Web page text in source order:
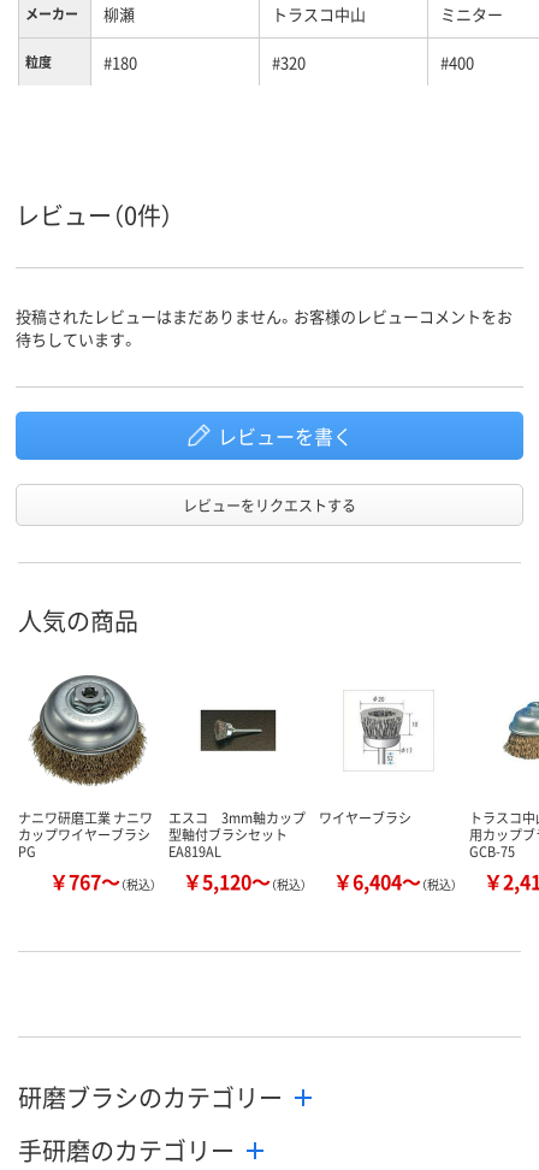
メーカー 柳瀬 トラスコ中山 ミニター
粒度 #180 #320 #400
レビュー（0件）
投稿されたレビューはまだありません。お客様のレビューコメントをお
待ちしています。
レビューを書く
レビューをリクエストする
人気の商品
ナニワ研磨工業 ナニワ
カップワイヤーブラシ
PG
￥767～（税込）
エスコ 3mm軸カップ
型軸付ブラシセット
EA819AL
￥5,120～（税込）
ワイヤーブラシ
￥6,404～（税込）
トラスコ
用カップ
GCB-75
￥
研磨ブラシのカテゴリー
手研磨のカテゴリー